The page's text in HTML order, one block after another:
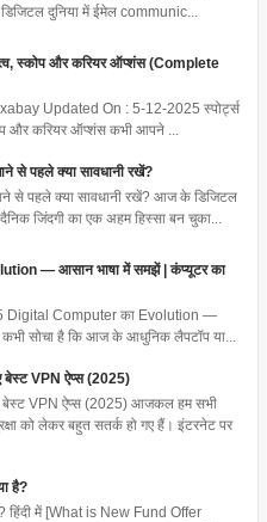
दुनिया में ईमेल communic...
स्कोप और करियर ऑप्शंस (Complete
Updated On : 5-12-2025 स्पोर्ट्स
और करियर ऑप्शंस कभी आपने ...
से पहले क्या सावधानी रखें?
से पहले क्या सावधानी रखें? आज के डिजिटल
जिंदगी का एक अहम हिस्सा बन चुका...
— आसान भाषा में समझें | कंप्यूटर का
Digital Computer का Evolution —
सोचा है कि आज के आधुनिक लैपटॉप या...
VPN ऐप्स (2025)
VPN ऐप्स (2025) आजकल हम सभी
को लेकर बहुत सतर्क हो गए हैं। इंटरनेट पर
है?
में [What is New Fund Offer